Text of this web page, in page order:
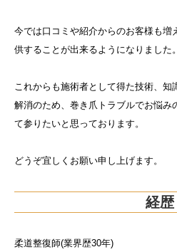
今では口コミや紹介からのお客様も増
供することが出来るようになりました。
これからも施術者として得た技術、知
解消のため、巻き爪トラブルでお悩み
て参りたいと思っております。
どうぞ宜しくお願い申し上げます。
経歴
柔道整復師(業界歴30年)